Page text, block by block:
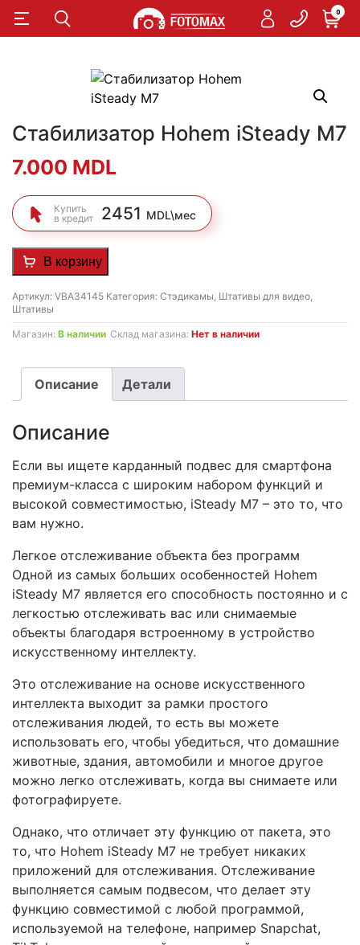
0
Стабилизатор Hohem iSteady M7
7.000 MDL
Купить
в кредит
2451 MDL\мес
В корзину
Артикул: VBA34145 Категория: Стэдикамы, Штативы для видео,
Штативы
Магазин: В наличии Склад магазина: Нет в наличии
Описание Детали
Описание
Если вы ищете карданный подвес для смартфона
премиум-класса с широким набором функций и
высокой совместимостью, iSteady M7 – это то, что
вам нужно.
Легкое отслеживание объекта без программ
Одной из самых больших особенностей Hohem
iSteady M7 является его способность постоянно и с
легкостью отслеживать вас или снимаемые
объекты благодаря встроенному в устройство
искусственному интеллекту.
Это отслеживание на основе искусственного
интеллекта выходит за рамки простого
отслеживания людей, то есть вы можете
использовать его, чтобы убедиться, что домашние
животные, здания, автомобили и многое другое
можно легко отслеживать, когда вы снимаете или
фотографируете.
Однако, что отличает эту функцию от пакета, это
то, что Hohem iSteady M7 не требует никаких
приложений для отслеживания. Отслеживание
выполняется самым подвесом, что делает эту
функцию совместимой с любой программой,
используемой на телефоне, например Snapchat,